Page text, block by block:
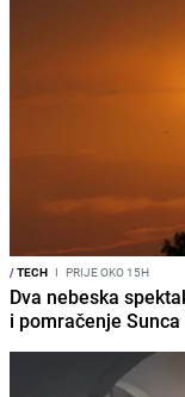
/TECH I PRIJE OKO 15H
Dva nebeska
i pomračenje